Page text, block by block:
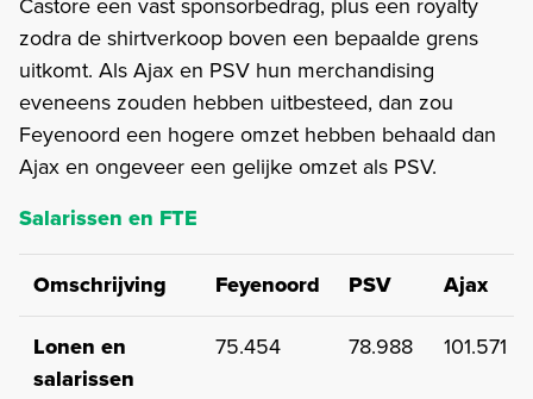
zodra de shirtverkoop boven een bepaalde grens
uitkomt. Als Ajax en PSV hun merchandising
eveneens zouden hebben uitbesteed, dan zou
Feyenoord een hogere omzet hebben behaald dan
Ajax en ongeveer een gelijke omzet als PSV.
Salarissen en FTE
Omschrijving Feyenoord PSV
Ajax
Lonen en
salarissen
75.454 78.988 101.571